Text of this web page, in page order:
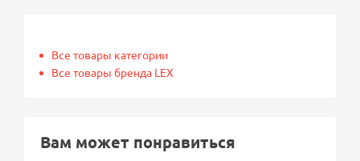
Все товары категории
Все товары бренда LEX
Вам может понравиться